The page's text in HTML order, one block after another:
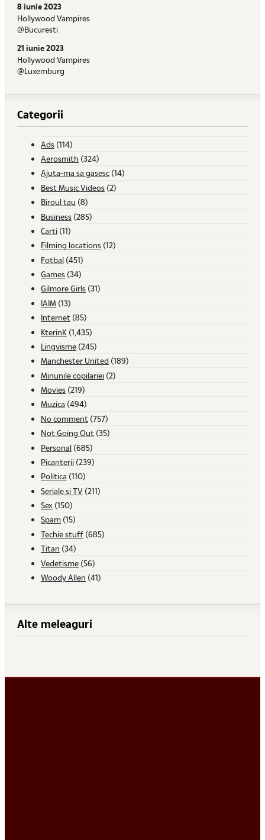
8 iunie 2023
Hollywood Vampires
@Bucuresti
21 iunie 2023
Hollywood Vampires
@Luxemburg
Categorii
Ads (114)
Aerosmith (324)
Ajuta-ma sa gasesc (14)
Best Music Videos (2)
Biroul tau (8)
Business (285)
Carti (11)
Filming locations (12)
Fotbal (451)
Games (34)
Gilmore Girls (31)
IAIM (13)
Internet (85)
KterinK (1,435)
Lingvisme (245)
Manchester United (189)
Minunile copilariei (2)
Movies (219)
Muzica (494)
No comment (757)
Not Going Out (35)
Personal (685)
Picanterii (239)
Politica (110)
Seriale si TV (211)
Sex (150)
Spam (15)
Techie stuff (685)
Titan (34)
Vedetisme (56)
Woody Allen (41)
Alte meleaguri